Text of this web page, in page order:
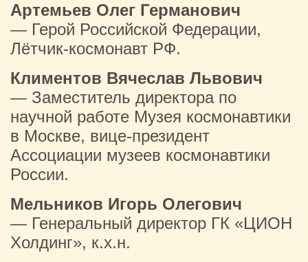
Артемьев Олег Германович
— Герой Российской Федерации,
Лётчик-космонавт РФ.
Климентов Вячеслав Львович
— Заместитель директора по
научной работе Музея космонавтики
в Москве, вице-президент
Ассоциации музеев космонавтики
России.
Мельников Игорь Олегович
— Генеральный директор ГК «ЦИОН
Холдинг», к.х.н.